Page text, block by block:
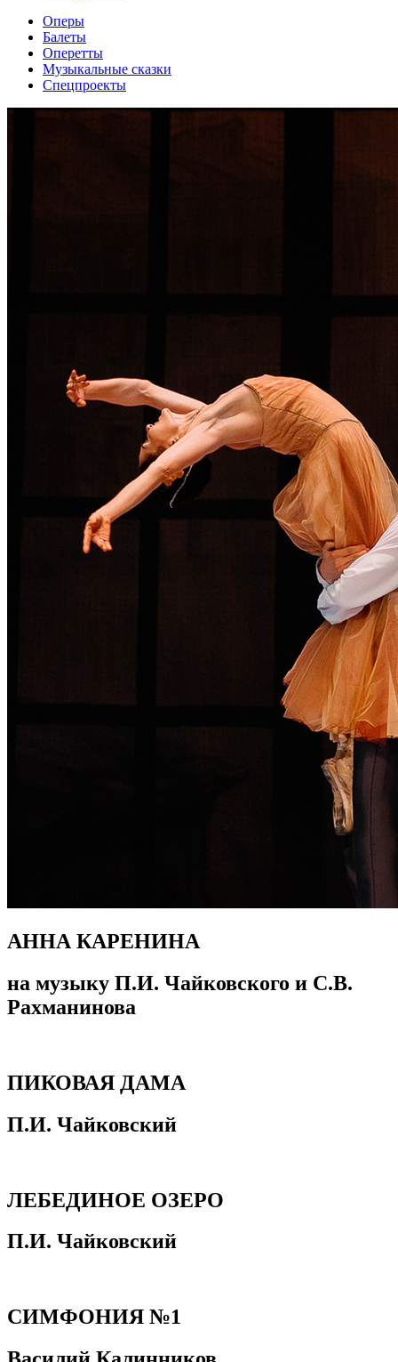
Оперы
Балеты
Оперетты
Музыкальные сказки
Спецпроекты
АННА КАРЕНИНА
на музыку П.И. Чайковского и С.В.
Рахманинова
ПИКОВАЯ ДАМА
П.И. Чайковский
ЛЕБЕДИНОЕ ОЗЕРО
П.И. Чайковский
СИМФОНИЯ №1